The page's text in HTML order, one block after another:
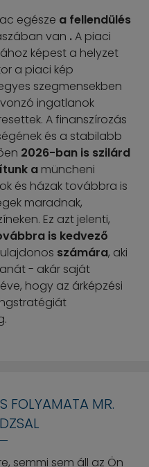
egésze a fellendülés
van .A piaci
képest a helyzet
a piaci kép
szegmensekben
ingatlanok
A finanszírozás
és a stabilabb
2026-ban is szilárd
a müncheni
és házak továbbra is
maradnak,
Ez azt jelenti,
is kedvező
számára, aki
- akár saját
hogy az árképzési
FOLYAMATA MR.
semmi sem áll az Ön